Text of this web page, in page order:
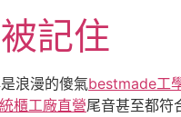
記住
浪漫的傻氣bestmade工
櫃工廠直營尾音甚至都符